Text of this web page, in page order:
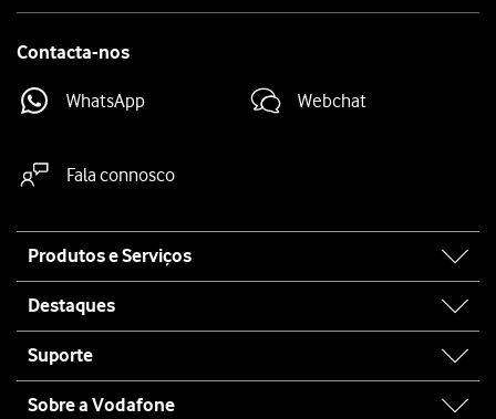
Contacta-nos
WhatsApp Webchat
Fala connosco
map
Produtos e Serviços
Destaques
Suporte
Sobre a Vodafone